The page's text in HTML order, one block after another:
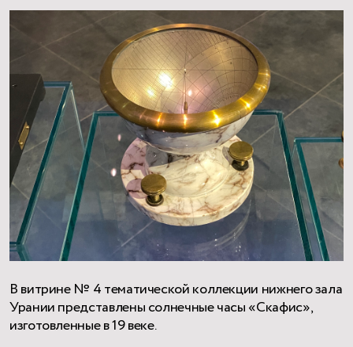
В витрине № 4 тематической коллекции нижнего зала
Урании представлены солнечные часы «Скафис»,
изготовленные в 19 веке.